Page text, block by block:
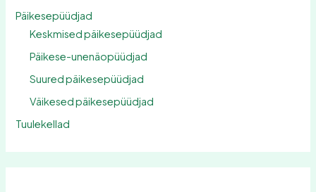
Päikesepüüdjad
Keskmised päikesepüüdjad
Päikese-unenäopüüdjad
Suured päikesepüüdjad
Väikesed päikesepüüdjad
Tuulekellad